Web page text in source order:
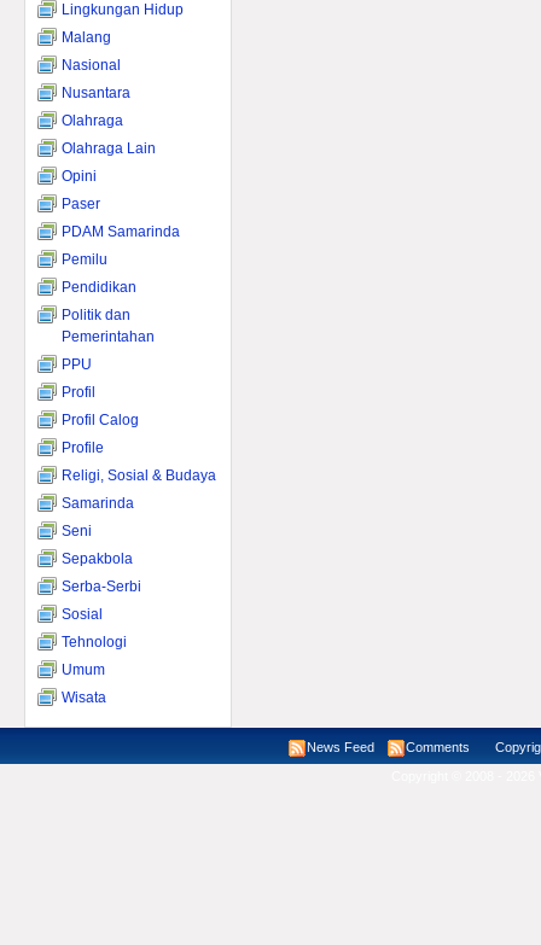
Lingkungan Hidup
Malang
Nasional
Nusantara
Olahraga
Olahraga Lain
Opini
Paser
PDAM Samarinda
Pemilu
Pendidikan
Politik dan
Pemerintahan
PPU
Profil
Profil Calog
Profile
Religi, Sosial & Budaya
Samarinda
Seni
Sepakbola
Serba-Serbi
Sosial
Tehnologi
Umum
Wisata
News Feed Comments Copyright